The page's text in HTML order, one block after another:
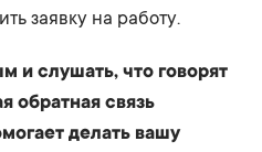
заявку на работу.
и слушать, что говорят
обратная связь
делать вашу